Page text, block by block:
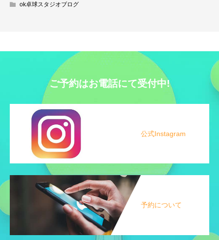
ok卓球スタジオブログ
ご予約はお電話にて受付中!
公式Instagram
予約について